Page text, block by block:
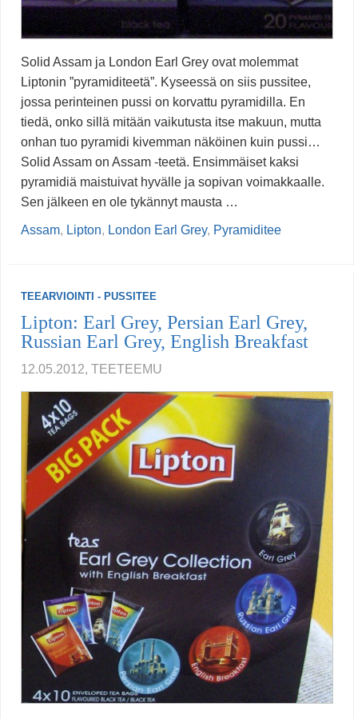
Solid Assam ja London Earl Grey ovat molemmat
Liptonin ”pyramiditeetä”. Kyseessä on siis pussitee,
jossa perinteinen pussi on korvattu pyramidilla. En
tiedä, onko sillä mitään vaikutusta itse makuun, mutta
onhan tuo pyramidi kivemman näköinen kuin pussi…
Solid Assam on Assam -teetä. Ensimmäiset kaksi
pyramidiä maistuivat hyvälle ja sopivan voimakkaalle.
Sen jälkeen en ole tykännyt mausta …
Assam, Lipton, London Earl Grey, Pyramiditee
TEEARVIOINTI - PUSSITEE
Lipton: Earl Grey, Persian Earl Grey,
Russian Earl Grey, English Breakfast
12.05.2012, TEETEEMU